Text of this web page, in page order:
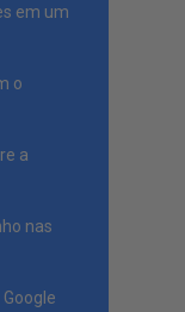
em um
o
a
nas